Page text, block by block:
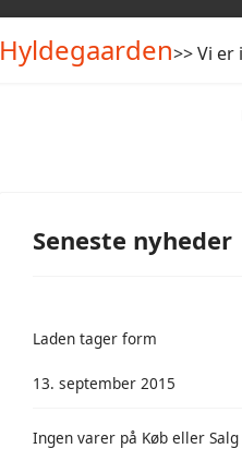
Hyldegaarden>> Vi
Seneste nyheder
Laden tager form
13. september 2015
Ingen varer på Køb eller